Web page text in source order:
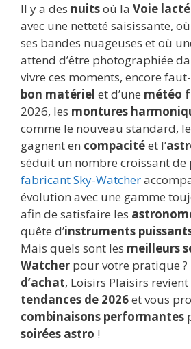
Il y a des nuitsoù la Voie
avec une netteté saisissante, où
ses bandes nuageuses et où
attend d’être photographiée
vivre ces moments, encore
bon matériel et d’une météo
2026, les montures
comme le nouveau standard,
gagnent en compacitéet l’
séduit un nombre croissant de
fabricant Sky-Watcher
évolution avec une gamme
afin de satisfaire les
quête d’instruments
Mais quels sont les meilleurs
Watcher pour votre pratique ?
d’achat, Loisirs Plaisirs revient
tendances de 2026et vous
combinaisons performantes
soirées astro !